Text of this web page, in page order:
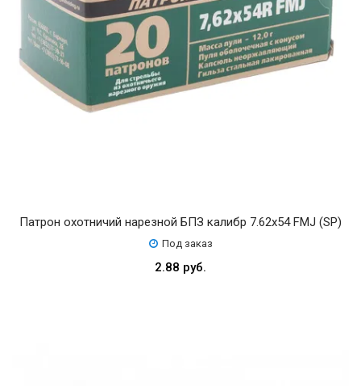
Патрон охотничий нарезной БПЗ калибр 7.62х54 FMJ (SP)
Под заказ
2.88 руб.